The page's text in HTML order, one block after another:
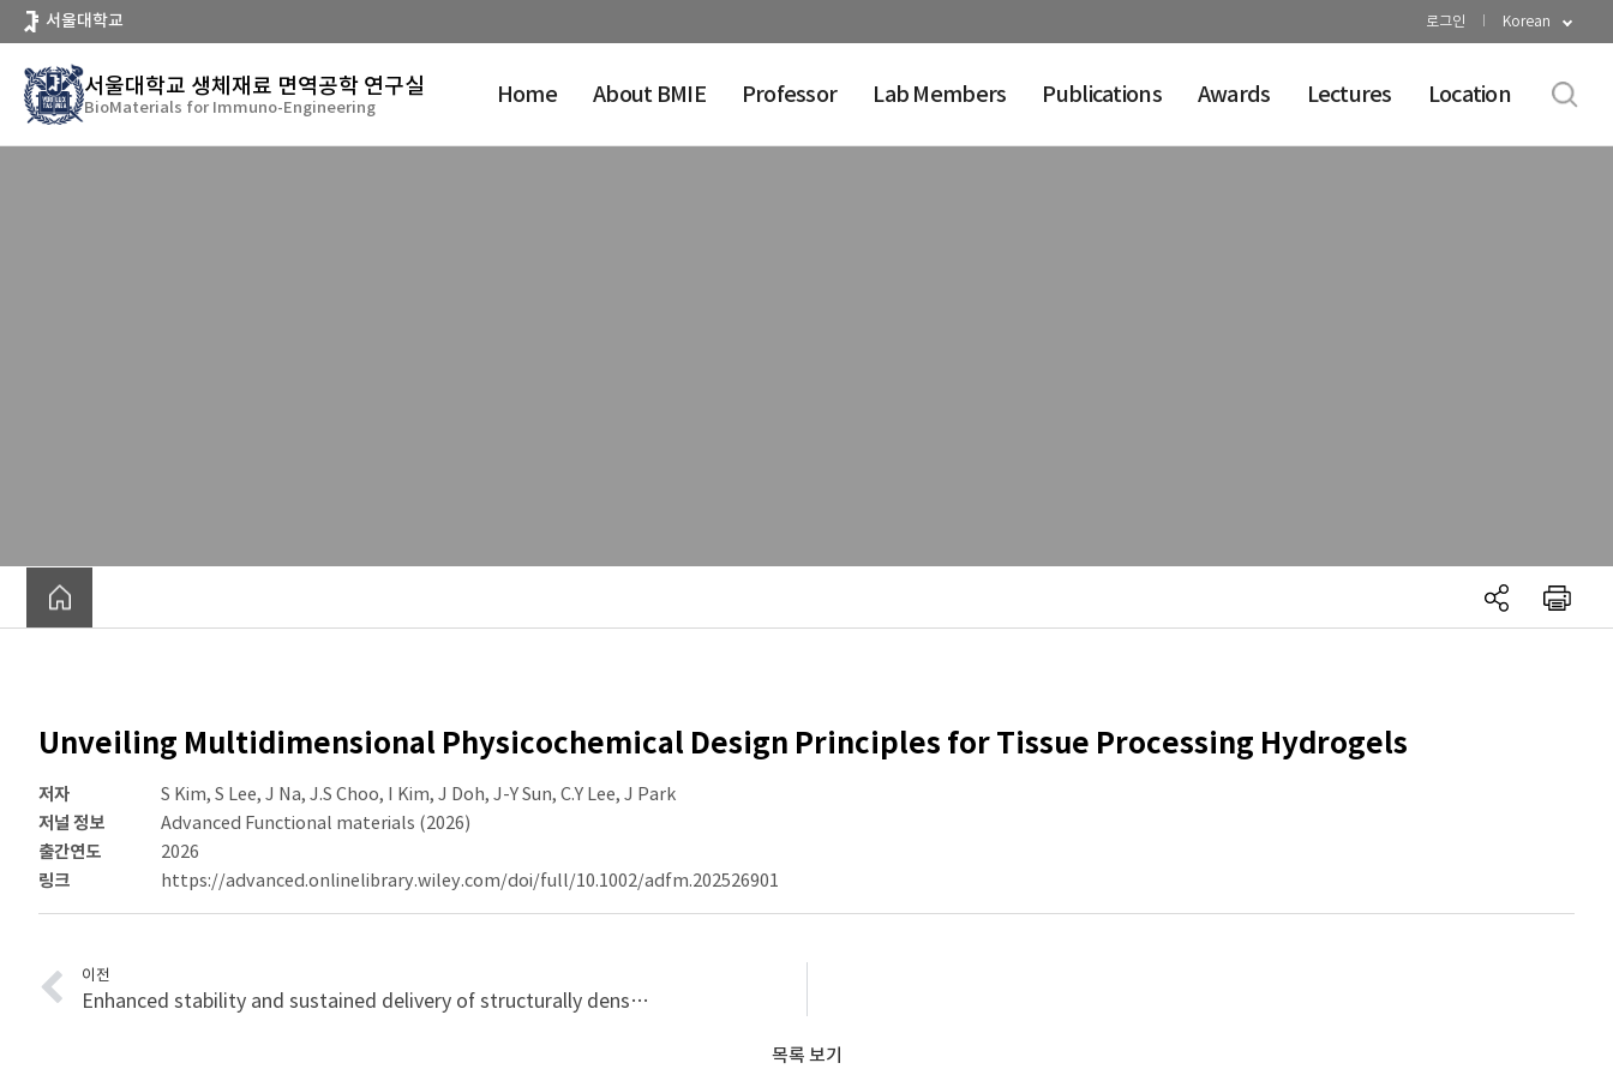
로
서울대학교 로그인 Korean
서울대학교 생체재료 면역공학 연구실
BioMaterials for Immuno-Engineering Home About BMIE Professor Lab Members Publications Awards Lectures Location
Current Members
Unveiling Multidimensional Physicochemical Design Principles for Tissue Processing Hydrogels
저자 S Kim, S Lee, J Na, J.S Choo, I Kim, J Doh, J-Y Sun, C.Y Lee, J Park
저널 정보 Advanced Functional materials (2026)
출간연도 2026
링크 https://advanced.onlinelibrary.wiley.com/doi/full/10.1002/adfm.202526901
이전
Enhanced stability and sustained delivery of structurally dense DNA nanostructures via a biodegradable hydrogel platform
목록 보기